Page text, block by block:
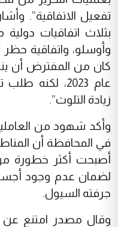
تفعيل الاتفاقية”.
بثلاث اتفاقيات دولية
وأوسلو، واتفاقية حظر
كان من المفترض أن
زيادة التلوث”.
وأكد شهود من
في المحافظة أن
أصبحت أكثر خطورة
لضمان عدم وجود
جرفته السيول.
وقال مصدر امتنع